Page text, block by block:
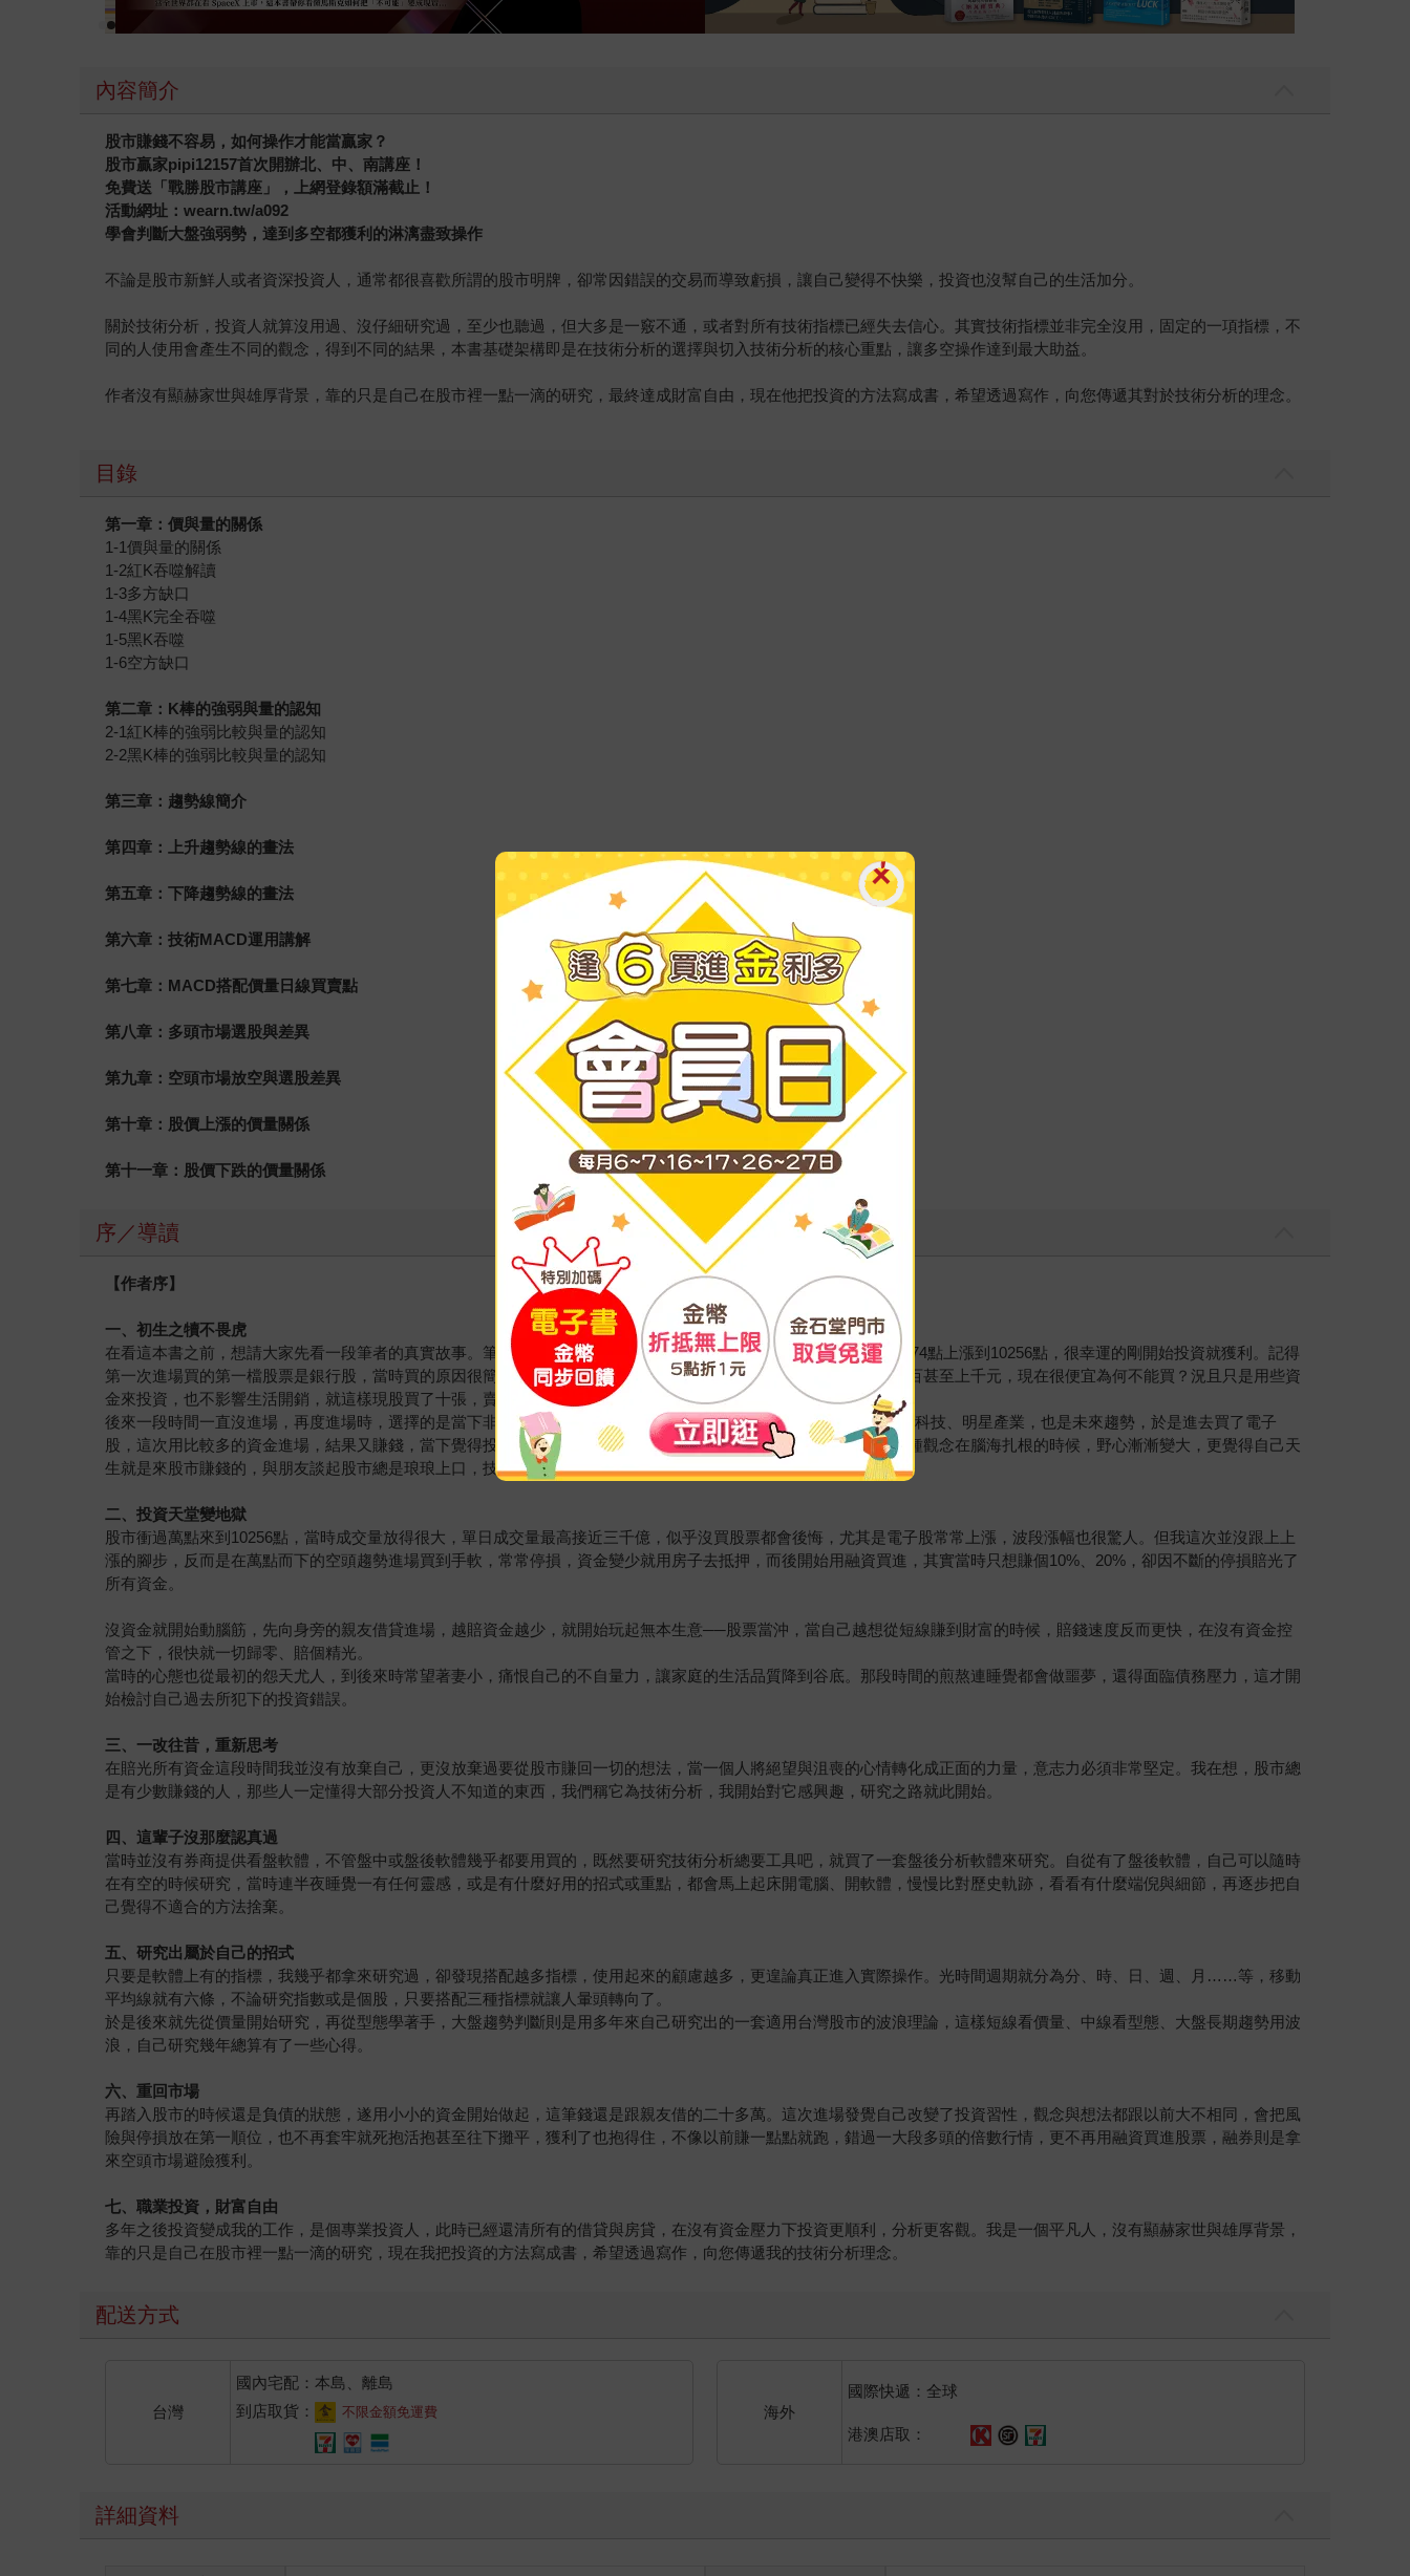
內容簡介
股市賺錢不容易，如何操作才能當贏家？
股市贏家pipi12157首次開辦北、中、南講座！
免費送「戰勝股市講座」，上網登錄額滿截止！
活動網址：wearn.tw/a092
學會判斷大盤強弱勢，達到多空都獲利的淋漓盡致操作
不論是股市新鮮人或者資深投資人，通常都很喜歡所謂的股市明牌，卻常因錯誤的交易而導致虧損，讓自己變得不快樂，投資也沒幫自己的生活加分。
關於技術分析，投資人就算沒用過、沒仔細研究過，至少也聽過，但大多是一竅不通，或者對所有技術指標已經失去信心。其實技術指標並非完全沒用，固定的一項指標，不
同的人使用會產生不同的觀念，得到不同的結果，本書基礎架構即是在技術分析的選擇與切入技術分析的核心重點，讓多空操作達到最大助益。
作者沒有顯赫家世與雄厚背景，靠的只是自己在股市裡一點一滴的研究，最終達成財富自由，現在他把投資的方法寫成書，希望透過寫作，向您傳遞其對於技術分析的理念。
目錄
第一章：價與量的關係
1-1價與量的關係
1-2紅K吞噬解讀
1-3多方缺口
1-4黑K完全吞噬
1-5黑K吞噬
1-6空方缺口
第二章：K棒的強弱與量的認知
2-1紅K棒的強弱比較與量的認知
2-2黑K棒的強弱比較與量的認知
第三章：趨勢線簡介
第四章：上升趨勢線的畫法
第五章：下降趨勢線的畫法
第六章：技術MACD運用講解
第七章：MACD搭配價量日線買賣點
第八章：多頭市場選股與差異
第九章：空頭市場放空與選股差異
第十章：股價上漲的價量關係
第十一章：股價下跌的價量關係
序／導讀
【作者序】
一、初生之犢不畏虎
在看這本書之前，想請大家先看一段筆者的真實故事。筆者大約在1995年踏入股市，當時的股市很熱，加權指數從4474點上漲到10256點，很幸運的剛開始投資就獲利。記得
第一次進場買的第一檔股票是銀行股，當時買的原因很簡單，想法也很單純，認為以前銀行股曾經漲翻天，漲到好幾百甚至上千元，現在很便宜為何不能買？況且只是用些資
金來投資，也不影響生活開銷，就這樣現股買了十張，賣出時賺了台幣五萬多，大概賺了兩成多，當時真的很開心。
後來一段時間一直沒進場，再度進場時，選擇的是當下非常熱門、新崛起的明星股──電子股。當時有人說電子是明日科技、明星產業，也是未來趨勢，於是進去買了電子
股，這次用比較多的資金進場，結果又賺錢，當下覺得投資股票賺錢很容易，買了放一段時間再賣掉就會賺錢。當這種觀念在腦海扎根的時候，野心漸漸變大，更覺得自己天
生就是來股市賺錢的，與朋友談起股市總是琅琅上口，技術分析是什麼我不懂，我只知道投資會賺錢。
二、投資天堂變地獄
股市衝過萬點來到10256點，當時成交量放得很大，單日成交量最高接近三千億，似乎沒買股票都會後悔，尤其是電子股常常上漲，波段漲幅也很驚人。但我這次並沒跟上上
漲的腳步，反而是在萬點而下的空頭趨勢進場買到手軟，常常停損，資金變少就用房子去抵押，而後開始用融資買進，其實當時只想賺個10%、20%，卻因不斷的停損賠光了
所有資金。
沒資金就開始動腦筋，先向身旁的親友借貸進場，越賠資金越少，就開始玩起無本生意──股票當沖，當自己越想從短線賺到財富的時候，賠錢速度反而更快，在沒有資金控
管之下，很快就一切歸零、賠個精光。
當時的心態也從最初的怨天尤人，到後來時常望著妻小，痛恨自己的不自量力，讓家庭的生活品質降到谷底。那段時間的煎熬連睡覺都會做噩夢，還得面臨債務壓力，這才開
始檢討自己過去所犯下的投資錯誤。
三、一改往昔，重新思考
在賠光所有資金這段時間我並沒有放棄自己，更沒放棄過要從股市賺回一切的想法，當一個人將絕望與沮喪的心情轉化成正面的力量，意志力必須非常堅定。我在想，股市總
是有少數賺錢的人，那些人一定懂得大部分投資人不知道的東西，我們稱它為技術分析，我開始對它感興趣，研究之路就此開始。
四、這輩子沒那麼認真過
當時並沒有券商提供看盤軟體，不管盤中或盤後軟體幾乎都要用買的，既然要研究技術分析總要工具吧，就買了一套盤後分析軟體來研究。自從有了盤後軟體，自己可以隨時
在有空的時候研究，當時連半夜睡覺一有任何靈感，或是有什麼好用的招式或重點，都會馬上起床開電腦、開軟體，慢慢比對歷史軌跡，看看有什麼端倪與細節，再逐步把自
己覺得不適合的方法捨棄。
五、研究出屬於自己的招式
只要是軟體上有的指標，我幾乎都拿來研究過，卻發現搭配越多指標，使用起來的顧慮越多，更遑論真正進入實際操作。光時間週期就分為分、時、日、週、月……等，移動
平均線就有六條，不論研究指數或是個股，只要搭配三種指標就讓人暈頭轉向了。
於是後來就先從價量開始研究，再從型態學著手，大盤趨勢判斷則是用多年來自己研究出的一套適用台灣股市的波浪理論，這樣短線看價量、中線看型態、大盤長期趨勢用波
浪，自己研究幾年總算有了一些心得。
六、重回市場
再踏入股市的時候還是負債的狀態，遂用小小的資金開始做起，這筆錢還是跟親友借的二十多萬。這次進場發覺自己改變了投資習性，觀念與想法都跟以前大不相同，會把風
險與停損放在第一順位，也不再套牢就死抱活抱甚至往下攤平，獲利了也抱得住，不像以前賺一點點就跑，錯過一大段多頭的倍數行情，更不再用融資買進股票，融券則是拿
來空頭市場避險獲利。
七、職業投資，財富自由
多年之後投資變成我的工作，是個專業投資人，此時已經還清所有的借貸與房貸，在沒有資金壓力下投資更順利，分析更客觀。我是一個平凡人，沒有顯赫家世與雄厚背景，
靠的只是自己在股市裡一點一滴的研究，現在我把投資的方法寫成書，希望透過寫作，向您傳遞我的技術分析理念。
配送方式
台灣
國內宅配：本島、離島
到店取貨：
不限金額免運費 海外
國際快遞：全球
港澳店取：
詳細資料